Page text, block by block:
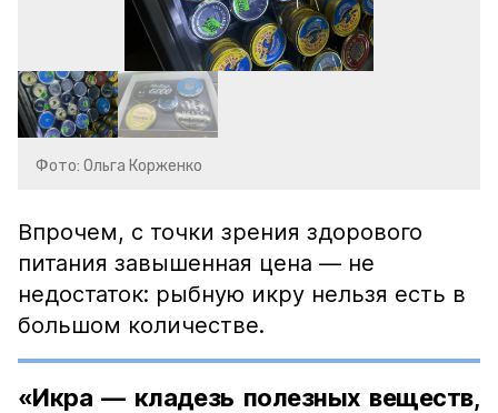
Фото: Ольга Корженко
Впрочем, с точки зрения здорового
питания завышенная цена — не
недостаток: рыбную икру нельзя есть в
большом количестве.
«Икра — кладезь полезных веществ,